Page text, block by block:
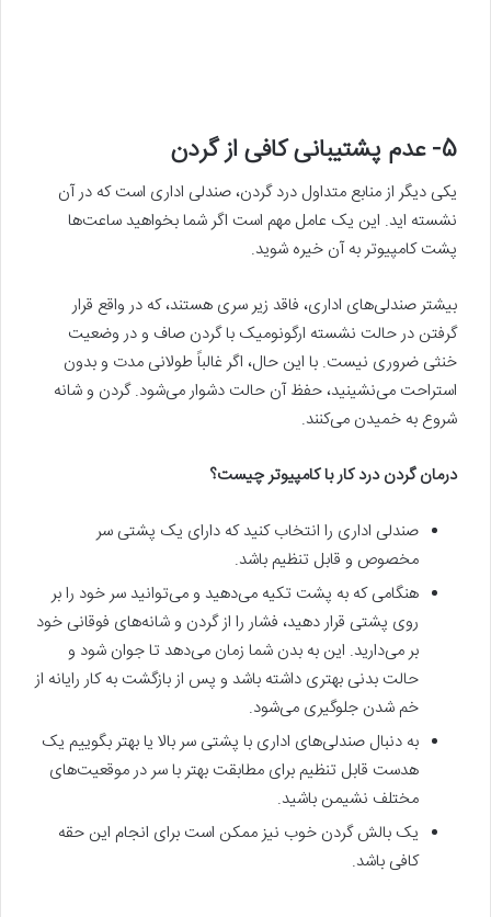
5- عدم پشتیبانی کافی از گردن
یکی دیگر از منابع متداول درد گردن، صندلی اداری است که در آن
نشسته اید. این یک عامل مهم است اگر شما بخواهید ساعت‌ها
پشت کامپیوتر به آن خیره شوید.
بیشتر صندلی‌های اداری، فاقد زیر سری هستند، که در واقع قرار
گرفتن در حالت نشسته ارگونومیک با گردن صاف و در وضعیت
خنثی ضروری نیست. با این حال، اگر غالباً طولانی مدت و بدون
استراحت‌ می‌نشینید، حفظ آن حالت دشوار‌ می‌شود. گردن و شانه
شروع به خمیدن‌ می‌کنند.
درمان گردن درد کار با کامپیوتر چیست؟
صندلی اداری را انتخاب کنید که دارای یک پشتی سر
مخصوص و قابل تنظیم باشد.
هنگامی که به پشت تکیه‌ می‌دهید و‌ می‌توانید سر خود را بر
روی پشتی قرار دهید، فشار را از گردن و شانه‌های فوقانی خود
بر‌ می‌دارید. این به بدن شما زمان‌ می‌دهد تا جوان شود و
حالت بدنی بهتری داشته باشد و پس از بازگشت به کار رایانه از
خم شدن جلوگیری‌ می‌شود.
به دنبال صندلی‌های اداری با پشتی سر بالا یا بهتر بگوییم یک
هدست قابل تنظیم برای مطابقت بهتر با سر در موقعیت‌های
مختلف نشیمن باشید.
یک بالش گردن خوب نیز ممکن است برای انجام این حقه
کافی باشد.